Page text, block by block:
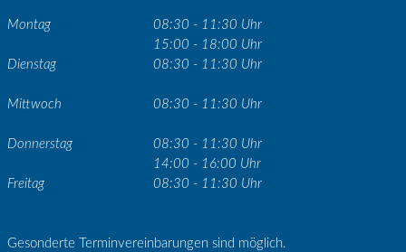
Montag
08:30 - 11:30 Uhr
15:00 - 18:00 Uhr
Dienstag
08:30 - 11:30 Uhr
Mittwoch 08:30 - 11:30 Uhr
Donnerstag
08:30 - 11:30 Uhr
14:00 - 16:00 Uhr
Freitag
08:30 - 11:30 Uhr
Gesonderte Terminvereinbarungen sind möglich.